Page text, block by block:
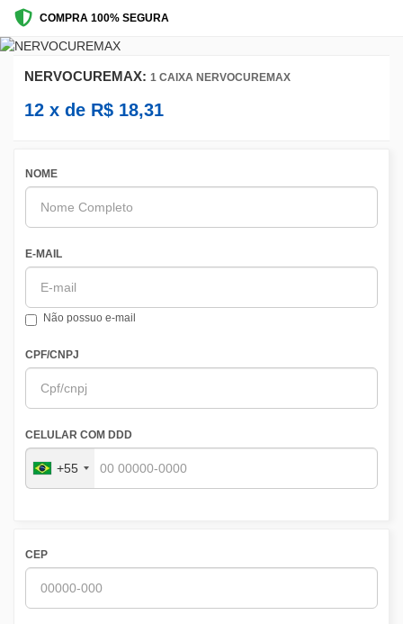
COMPRA 100% SEGURA
NERVOCUREMAX: 1 CAIXA NERVOCUREMAX
12 x de R$ 18,31
NOME
E-MAIL
Não possuo e-mail
CPF/CNPJ
CELULAR COM DDD
+55
CEP